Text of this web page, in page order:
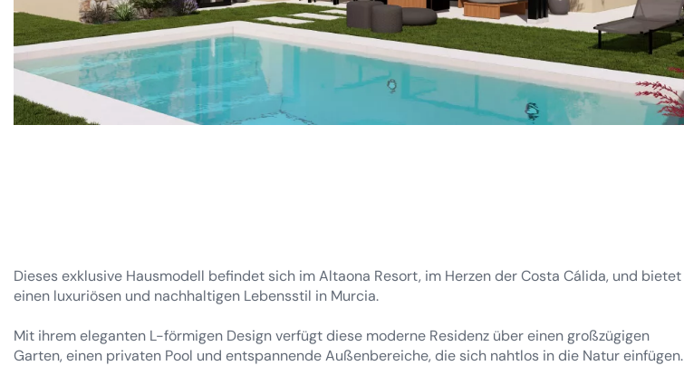
Dieses exklusive Hausmodell befindet sich im Altaona Resort, im Herzen der Costa Cálida, und bietet
einen luxuriösen und nachhaltigen Lebensstil in Murcia.
Mit ihrem eleganten L-förmigen Design verfügt diese moderne Residenz über einen großzügigen
Garten, einen privaten Pool und entspannende Außenbereiche, die sich nahtlos in die Natur einfügen.